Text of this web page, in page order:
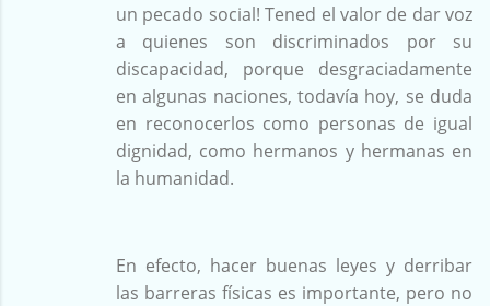
un pecado social! Tened el valor de dar voz
a quienes son discriminados por su
discapacidad, porque desgraciadamente
en algunas naciones, todavía hoy, se duda
en reconocerlos como personas de igual
dignidad, como hermanos y hermanas en
la humanidad.
En efecto, hacer buenas leyes y derribar
las barreras físicas es importante, pero no